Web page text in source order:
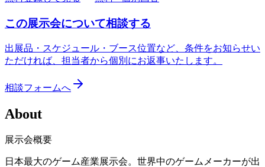
この展示会について相談する
出展品・スケジュール・ブース位置など、条件をお知らせい
ただければ、担当者から個別にお返事いたします。
相談フォームへ
About
展示会概要
日本最大のゲーム産業展示会。世界中のゲームメーカーが出